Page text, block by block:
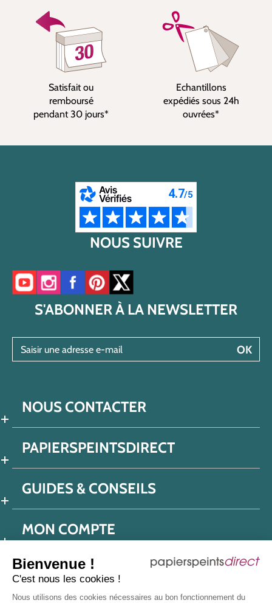
Bienvenue !
C'est nous les cookies !
Nous utilisons des cookies nécessaires au bon fonctionnement du
Satisfait ou
remboursé
pendant 30 jours*
Echantillons
expédiés sous 24h
ouvrées*
NOUS SUIVRE
Accéder à notre chaîne YouTube
Accéder à notre compte Instagram
Accéder à notre page Facebook
Accéder à notre compte Pinterest
Accéder à notre compte Twitter/X
S'ABONNER À LA NEWSLETTER
OK
NOUS CONTACTER
PAPIERSPEINTSDIRECT
GUIDES & CONSEILS
MON COMPTE